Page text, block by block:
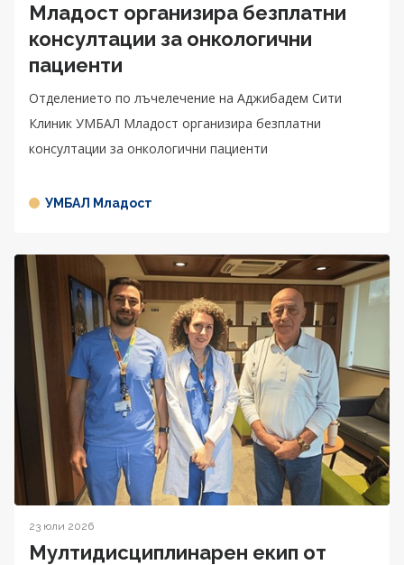
Младост организира безплатни
консултации за онкологични
пациенти
Отделението по лъчелечение на Аджибадем Сити
Клиник УМБАЛ Младост организира безплатни
консултации за онкологични пациенти
УМБАЛ Младост
23 юли 2026
Мултидисциплинарен екип от